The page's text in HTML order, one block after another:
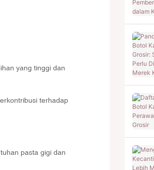
yang tinggi dan
terhadap
pasta gigi dan